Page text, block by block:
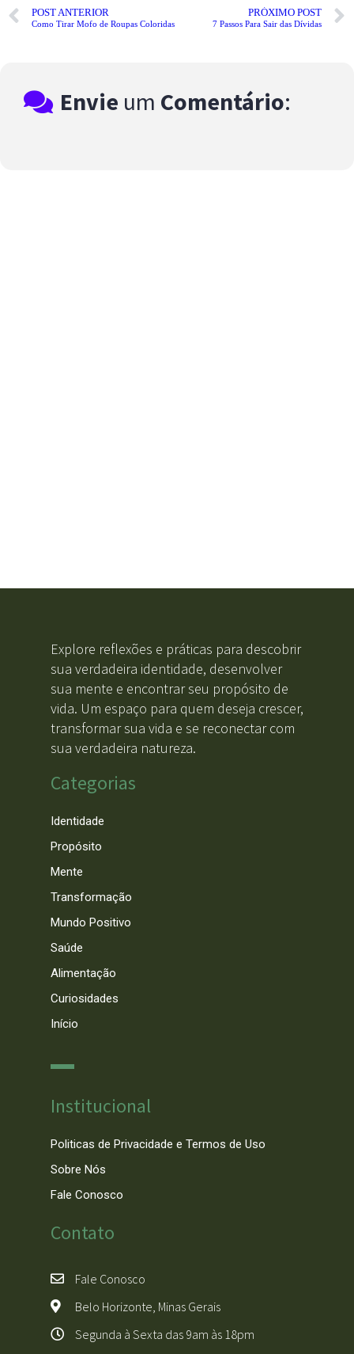
POST ANTERIOR
Como Tirar Mofo de Roupas Coloridas
PRÓXIMO POST
7 Passos Para Sair das Dívidas
Envie um Comentário:
Explore reflexões e práticas para descobrir
sua verdadeira identidade, desenvolver
sua mente e encontrar seu propósito de
vida. Um espaço para quem deseja crescer,
transformar sua vida e se reconectar com
sua verdadeira natureza.
Categorias
Identidade
Propósito
Mente
Transformação
Mundo Positivo
Saúde
Alimentação
Curiosidades
Início
Institucional
Politicas de Privacidade e Termos de Uso
Sobre Nós
Fale Conosco
Contato
Fale Conosco
Belo Horizonte, Minas Gerais
Segunda à Sexta das 9am às 18pm